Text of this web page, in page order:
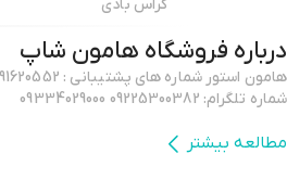
کراس بادی
درباره فروشگاه هامون شاپ
شماره تلگرام: 09225300382 09334029000
مطالعه بیشتر